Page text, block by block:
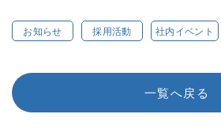
お知らせ 採用活動 社内イベント
一覧へ戻る